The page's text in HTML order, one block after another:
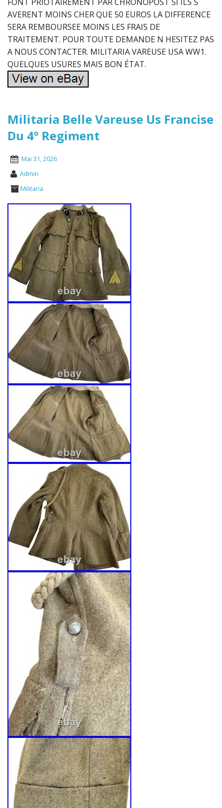
AVERENT MOINS CHER QUE 50 EUROS LA DIFFERENCE
SERA REMBOURSEE MOINS LES FRAIS DE
TRAITEMENT. POUR TOUTE DEMANDE N HESITEZ PAS
A NOUS CONTACTER. MILITARIA VAREUSE USA WW1.
QUELQUES USURES MAIS BON ÉTAT.
Militaria Belle Vareuse Us Francise
Du 4° Regiment
Mai 31, 2026
Admin
Militaria